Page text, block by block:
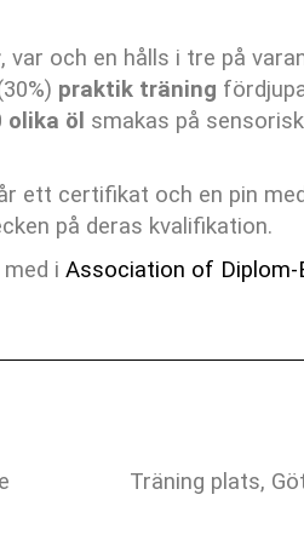
, var och en hålls i tre på
praktik träning
olika öl smakas på
ett certifikat och en pin
på deras kvalifikation.
i Association of Diplom-
Träning plats,